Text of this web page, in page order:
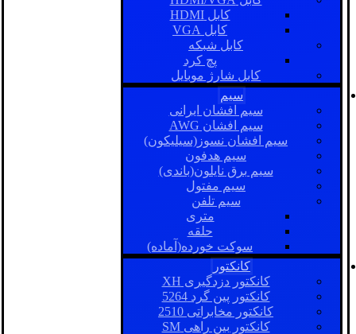
کابل HDMI
کابل VGA
کابل شبکه
پچ کرد
کابل شارژ موبایل
سیم
سیم افشان ایرانی
سیم افشان AWG
سیم افشان نسوز(سیلیکون)
سیم هدفون
سیم برق نایلون(باندی)
سیم مفتول
سیم تلفن
متری
حلقه
سوکت خورده(آماده)
کانکتور
کانکتور دزدگیری XH
کانکتور پین گرد 5264
کانکتور مخابراتی 2510
کانکتور بین راهی SM